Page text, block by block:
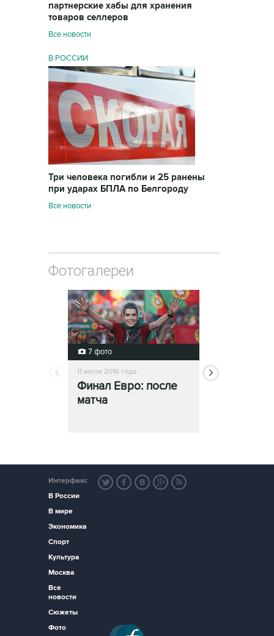
партнерские хабы для хранения
товаров селлеров
Все новости
В РОССИИ
Три человека погибли и 25 ранены
при ударах БПЛА по Белгороду
Все новости
Фотогалереи
7 фото
11 июля 2016 года
Финал Евро: после
матча
11 июля 2016 года
Интерфакс
В России
В мире
Экономика
Спорт
Культура
Москва
Все
новости
Сюжеты
Фото